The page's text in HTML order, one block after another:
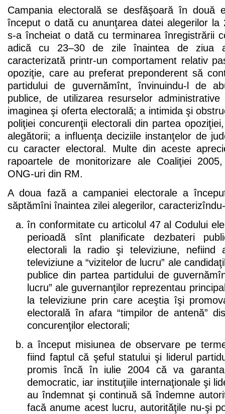
Campania electorală se desfăşoară în două
început o dată cu anunţarea datei alegerilor la
s-a încheiat o dată cu terminarea înregistrării
adică cu 23–30 de zile înaintea de ziua
caracterizată printr-un comportament relativ
opoziţie, care au preferat preponderent să
partidului de guvernămînt, învinuindu-l de
publice, de utilizarea resurselor
imaginea şi oferta electorală; a intimida şi
poliţiei concurenţii electorali din partea
alegătorii; a influenţa deciziile instanţelor de
cu caracter electoral. Multe din aceste
rapoartele de monitorizare ale Coaliţiei
ONG-uri din RM.
A doua fază a campaniei electorale a
săptămîni înaintea zilei alegerilor,
în conformitate cu articolul 47 al Codului
perioadă sînt planificate dezbateri
electorali la radio şi televiziune, nefiind
televiziune a “vizitelor de lucru” ale
publice din partea partidului de
lucru” ale guvernanţilor reprezentau
la televiziune prin care aceştia îşi
electorală în afara “timpilor de antenă”
concurenţilor electorali;
a început misiunea de observare pe
fiind faptul că şeful statului şi liderul
promis încă în iulie 2004 că va
democratic, iar instituţiile internaţionale şi
au îndemnat şi continuă să îndemne
facă anume acest lucru, autorităţile nu-şi